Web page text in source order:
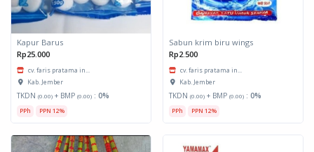
Kapur Barus
Rp25.000
cv. faris pratama in...
Kab. Jember
TKDN (0.00) + BMP (0.00) : 0%
PPh PPN 12%
Sabun krim biru wings
Rp2.500
cv. faris pratama in...
Kab. Jember
TKDN (0.00) + BMP (0.00) : 0%
PPh PPN 12%